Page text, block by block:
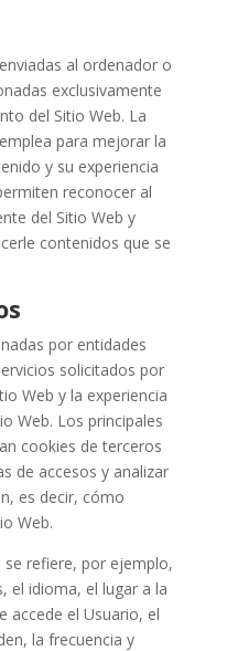
al ordenador o
exclusivamente
del Sitio Web. La
para mejorar la
y su experiencia
reconocer al
del Sitio Web y
contenidos que se
por entidades
solicitados por
Web y la experiencia
Web. Los principales
cookies de terceros
de accesos y analizar
es decir, cómo
Web.
refiere, por ejemplo,
el idioma, el lugar a la
accede el Usuario, el
la frecuencia y